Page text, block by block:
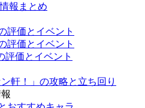
報まとめ
評価とイベント
評価とイベント
評価とイベント
軒！」の攻略と立ち回り